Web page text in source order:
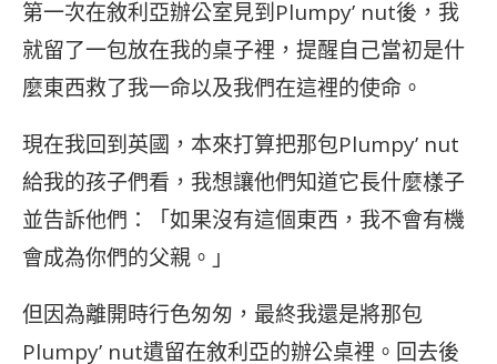
第一次在敘利亞辦公室見到Plumpy’ nut後，我
就留了一包放在我的桌子裡，提醒自己當初是什
麼東西救了我一命以及我們在這裡的使命。
現在我回到英國，本來打算把那包Plumpy’ nut
給我的孩子們看，我想讓他們知道它長什麼樣子
並告訴他們：「如果沒有這個東西，我不會有機
會成為你們的父親。」
但因為離開時行色匆匆，最終我還是將那包
Plumpy’ nut遺留在敘利亞的辦公桌裡。回去後